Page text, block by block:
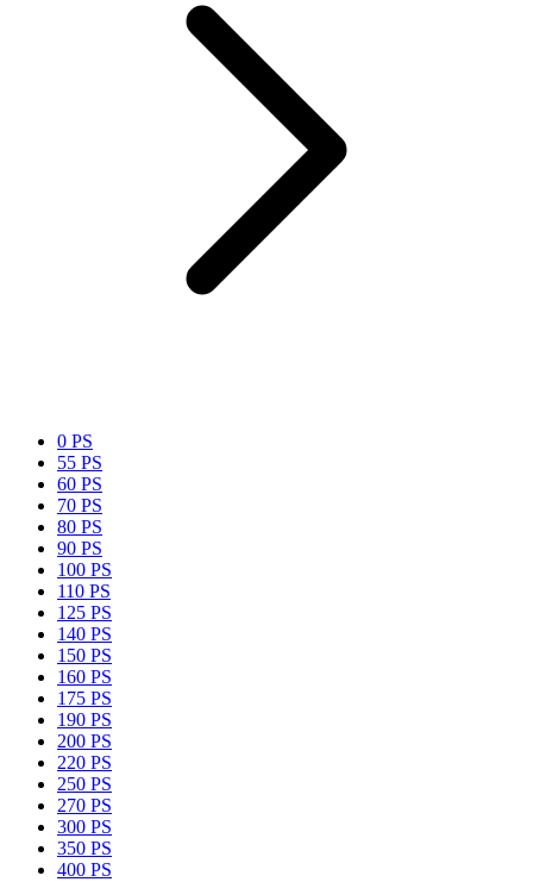
0 PS
55 PS
60 PS
70 PS
80 PS
90 PS
100 PS
110 PS
125 PS
140 PS
150 PS
160 PS
175 PS
190 PS
200 PS
220 PS
250 PS
270 PS
300 PS
350 PS
400 PS